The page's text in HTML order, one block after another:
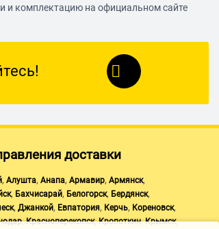
и комплектацию на официальном сайте
доставки
, Алушта, Анапа, Армавир, Армянск,
, Бахчисарай, Белогорск, Бердянск,
, Джанкой, Евпатория, Керчь, Кореновск,
,Красноперекопск,Кропоткин,Крымск,